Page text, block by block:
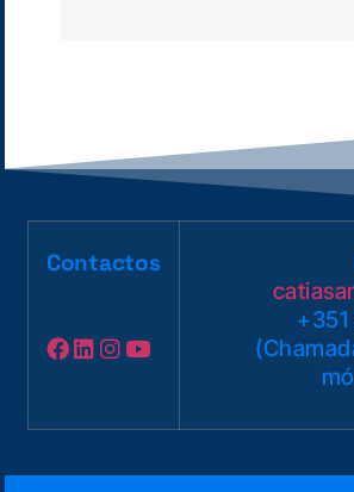
Contactos